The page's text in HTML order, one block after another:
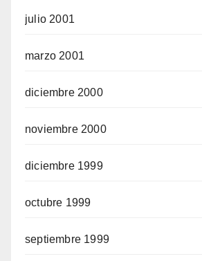
julio 2001
marzo 2001
diciembre 2000
noviembre 2000
diciembre 1999
octubre 1999
septiembre 1999